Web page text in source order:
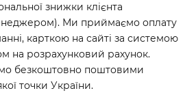
знижки клієнта
Ми приймаємо оплату
карткою на сайті за системою
на розрахунковий рахунок.
безкоштовно поштовими
точки України.